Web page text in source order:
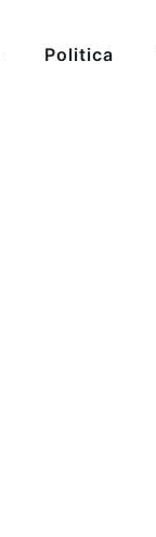
Politica